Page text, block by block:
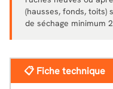
(hausses, fonds, toits)
de séchage minimum
📋 Fiche technique